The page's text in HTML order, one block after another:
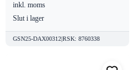
inkl. moms
Slut i lager
GSN25-DAX00312|RSK: 8760338